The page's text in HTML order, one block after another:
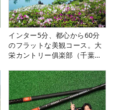
インター5分、都心から60分
のフラットな美観コース。大
栄カントリー俱楽部（千葉